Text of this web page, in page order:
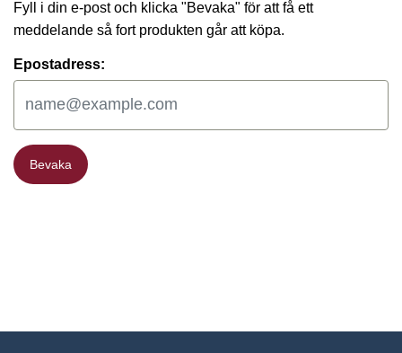
Fyll i din e-post och klicka "Bevaka" för att få ett
meddelande så fort produkten går att köpa.
Epostadress:
Bevaka
Bevaka